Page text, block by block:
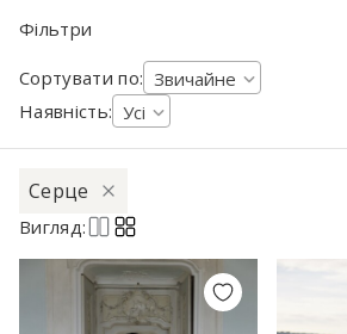
Фільтри
Сортувати по: Звичайне
Наявність: Усі
Серце
Вигляд: